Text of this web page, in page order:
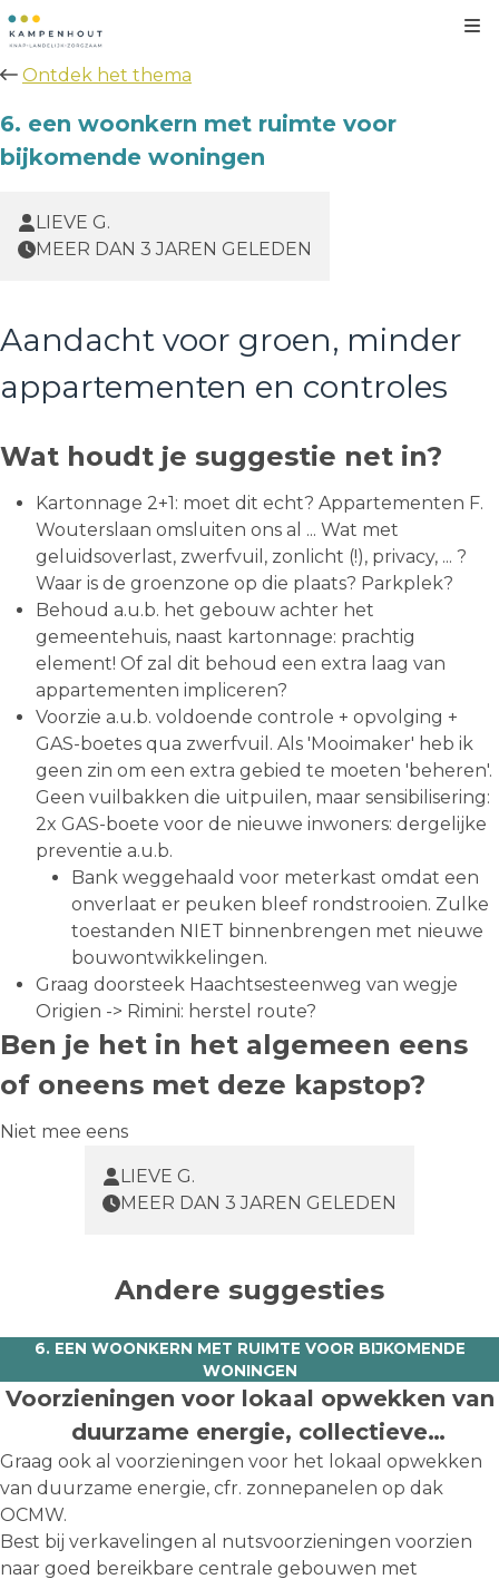
Ontdek het thema
6. een woonkern met ruimte voor
bijkomende woningen
LIEVE G.
MEER DAN 3 JAREN GELEDEN
Aandacht voor groen, minder
appartementen en controles
Wat houdt je suggestie net in?
Kartonnage 2+1: moet dit echt? Appartementen F.
Wouterslaan omsluiten ons al ... Wat met
geluidsoverlast, zwerfvuil, zonlicht (!), privacy, ... ?
Waar is de groenzone op die plaats? Parkplek?
Behoud a.u.b. het gebouw achter het
gemeentehuis, naast kartonnage: prachtig
element! Of zal dit behoud een extra laag van
appartementen impliceren?
Voorzie a.u.b. voldoende controle + opvolging +
GAS-boetes qua zwerfvuil. Als 'Mooimaker' heb ik
geen zin om een extra gebied te moeten 'beheren'.
Geen vuilbakken die uitpuilen, maar sensibilisering:
2x GAS-boete voor de nieuwe inwoners: dergelijke
preventie a.u.b.
Bank weggehaald voor meterkast omdat een
onverlaat er peuken bleef rondstrooien. Zulke
toestanden NIET binnenbrengen met nieuwe
bouwontwikkelingen.
Graag doorsteek Haachtsesteenweg van wegje
Origien -> Rimini: herstel route?
Ben je het in het algemeen eens
of oneens met deze kapstop?
Niet mee eens
LIEVE G.
MEER DAN 3 JAREN GELEDEN
Andere suggesties
6. EEN WOONKERN MET RUIMTE VOOR BIJKOMENDE
WONINGEN
Voorzieningen voor lokaal opwekken van
duurzame energie, collectieve
zonnepanelen
Graag ook al voorzieningen voor het lokaal opwekken
van duurzame energie, cfr. zonnepanelen op dak
OCMW.
Best bij verkavelingen al nutsvoorzieningen voorzien
naar goed bereikbare centrale gebouwen met